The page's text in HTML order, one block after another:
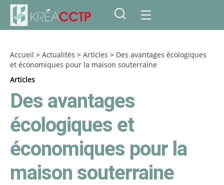
Accueil > Actualités > Articles > Des avantages écologiques
et économiques pour la maison souterraine
Articles
Des avantages
écologiques et
économiques pour la
maison souterraine